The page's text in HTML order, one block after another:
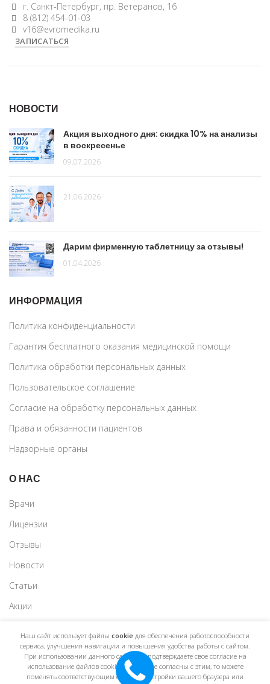
г. Санкт-Петербург, пр. Ветеранов, 16
8 (812) 454-01-03
v16@evromedika.ru
ЗАПИСАТЬСЯ
НОВОСТИ
Акция выходного дня: скидка 10% на анализы
в воскресенье
09.07.2026
21.06.2026
Дарим фирменную таблетницу за отзывы!
01.04.2026
ИНФОРМАЦИЯ
Политика конфиденциальности
Гарантия бесплатного оказания медицинской помощи
Политика обработки персональных данных
Пользовательское соглашение
Согласие на обработку персональных данных
Права и обязанности пациентов
Надзорные органы
О НАС
Врачи
Лицензии
Отзывы
Новости
Статьи
Акции
Наш сайт использует файлы cookie для обеспечения работоспособности
сервиса, улучшения навигации и повышения удобства работы с сайтом.
При использовании данного сайта, вы подтверждаете свое согласие на
использование файлов cookie. Если вы не согласны с этим, то можете
поменять соответствующим образом настройки вашего браузера или